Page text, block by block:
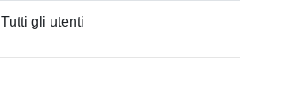
Tutti gli utenti